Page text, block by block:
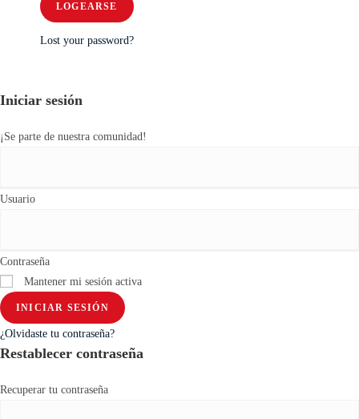
LOGEARSE
Lost your password?
Iniciar sesión
¡Se parte de nuestra comunidad!
Usuario
Contraseña
Mantener mi sesión activa
INICIAR SESIÓN
¿Olvidaste tu contraseña?
Restablecer contraseña
Recuperar tu contraseña